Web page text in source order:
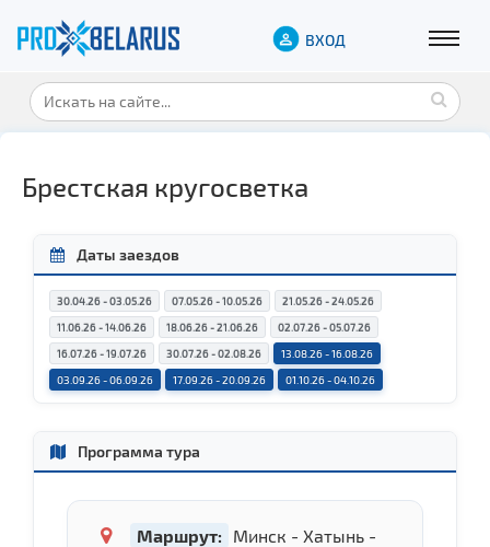
ВХОД
Брестская кругосветка
Даты заездов
30.04.26 - 03.05.26 07.05.26 - 10.05.26
21.05.26 - 24.05.26
11.06.26 - 14.06.26
18.06.26 - 21.06.26
02.07.26 - 05.07.26
16.07.26 - 19.07.26
30.07.26 - 02.08.26
13.08.26 - 16.08.26
03.09.26 - 06.09.26
17.09.26 - 20.09.26 01.10.26 - 04.10.26
Программа тура
Маршрут:
Минск - Хатынь -